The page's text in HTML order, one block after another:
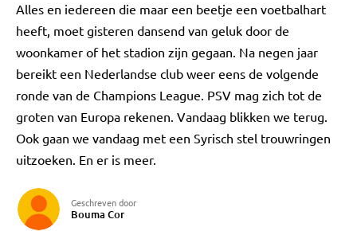
Alles en iedereen die maar een beetje een voetbalhart
heeft, moet gisteren dansend van geluk door de
woonkamer of het stadion zijn gegaan. Na negen jaar
bereikt een Nederlandse club weer eens de volgende
ronde van de Champions League. PSV mag zich tot de
groten van Europa rekenen. Vandaag blikken we terug.
Ook gaan we vandaag met een Syrisch stel trouwringen
uitzoeken. En er is meer.
Geschreven door
Bouma Cor